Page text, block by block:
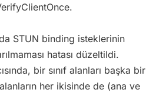
STUN binding isteklerinin
hatası düzeltildi.
bir sınıf alanları başka bir
alanların her ikisinde de (ana ve